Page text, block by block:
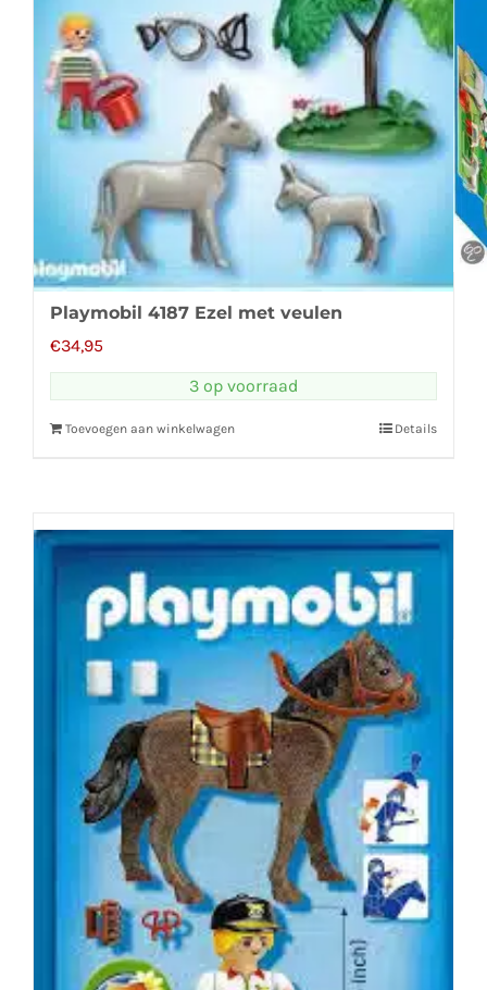
Playmobil 4187 Ezel met veulen
€34,95
3 op voorraad
Toevoegen aan winkelwagen Details